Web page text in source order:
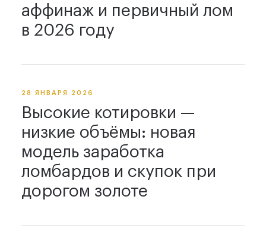
аффинаж и первичный лом
в 2026 году
28 ЯНВАРЯ 2026
Высокие котировки —
низкие объёмы: новая
модель заработка
ломбардов и скупок при
дорогом золоте